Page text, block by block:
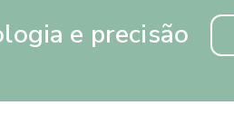
e precisão